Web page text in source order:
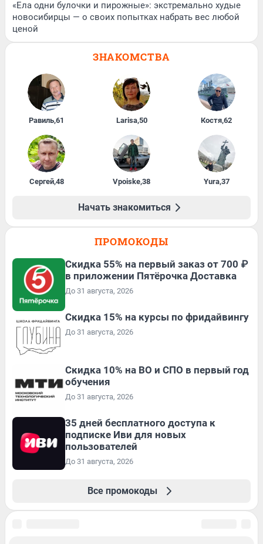
«Ела одни булочки и пирожные»: экстремально худые
новосибирцы — о своих попытках набрать вес любой
ценой
ЗНАКОМСТВА
Равиль,61 Larisa,50 Костя,62
Сергей,48 Vpoiske,38 Yura,37
Начать знакомиться
ПРОМОКОДЫ
Скидка 55% на первый заказ от 700 ₽
в приложении Пятёрочка Доставка
До 31 августа, 2026
Скидка 15% на курсы по фридайвингу
До 31 августа, 2026
Скидка 10% на ВО и СПО в первый год
обучения
До 31 августа, 2026
35 дней бесплатного доступа к
подписке Иви для новых
пользователей
До 31 августа, 2026
Все промокоды